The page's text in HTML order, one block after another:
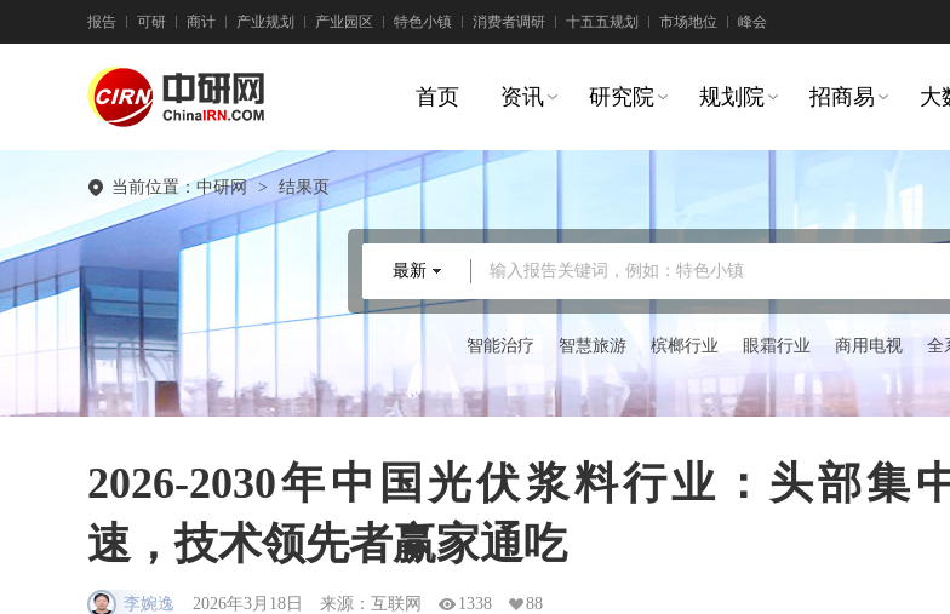
报告 可研 商计 产业规划 产业园区 特色小镇 消费者调研 十五五规划 市场地位 峰会
首页 资讯 研究院 规划院 招商易 大
当前位置：中研网 > 结果页
输入报告关键词，例如：特色小镇
最新
智能治疗 智慧旅游 槟榔行业 眼霜行业 商用电视 全
2026-2030年中国光伏浆料行业：头部集
速，技术领先者赢家通吃
李婉逸 2026年3月18日 来源：互联网 1338 88